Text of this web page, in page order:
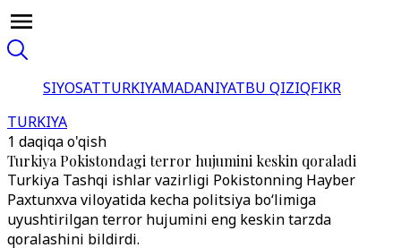
SIYOSATTURKIYAMADANIYATBU QIZIQFIKR
TURKIYA
1 daqiqa o'qish
Turkiya Pokistondagi terror hujumini keskin qoraladi
Turkiya Tashqi ishlar vazirligi Pokistonning Hayber
Paxtunxva viloyatida kecha politsiya bo‘limiga
uyushtirilgan terror hujumini eng keskin tarzda
qoralashini bildirdi.